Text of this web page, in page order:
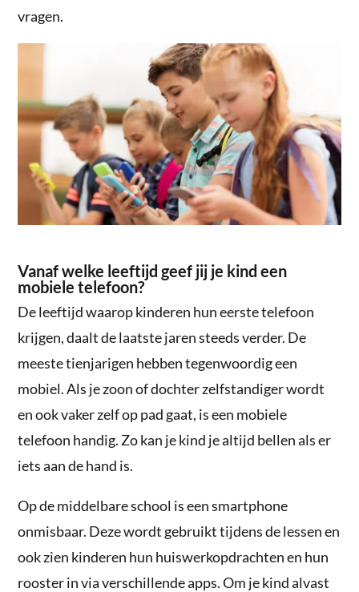
vragen.
Vanaf welke leeftijd geef jij je kind een
mobiele telefoon?
De leeftijd waarop kinderen hun eerste telefoon
krijgen, daalt de laatste jaren steeds verder. De
meeste tienjarigen hebben tegenwoordig een
mobiel. Als je zoon of dochter zelfstandiger wordt
en ook vaker zelf op pad gaat, is een mobiele
telefoon handig. Zo kan je kind je altijd bellen als er
iets aan de hand is.
Op de middelbare school is een smartphone
onmisbaar. Deze wordt gebruikt tijdens de lessen en
ook zien kinderen hun huiswerkopdrachten en hun
rooster in via verschillende apps. Om je kind alvast